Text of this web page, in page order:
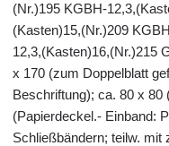
(Nr.)195 KGBH-
(Kasten)15,(Nr.)209
12,3,(Kasten)16,(Nr.)215
x 170 (zum Doppelblatt
Beschriftung); ca. 80 x
(Papierdeckel.- Einband:
Schließbändern; teilw.